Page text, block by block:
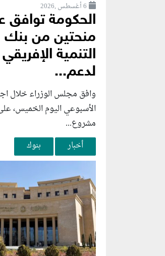
6 أغسطس ,2026
الحكومة توافق
منحتين من بنك
التنمية الإفريقي
لدعم...
وافق مجلس الوزراء خلال
الأسبوعي اليوم الخميس،
مشروع...
أخبار بنوك